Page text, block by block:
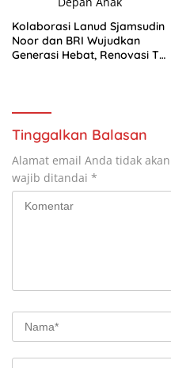
Kolaborasi Lanud Sjamsudin
Noor dan BRI Wujudkan
Generasi Hebat, Renovasi TK
Tinggalkan Balasan
Alamat email Anda tidak
wajib ditandai *